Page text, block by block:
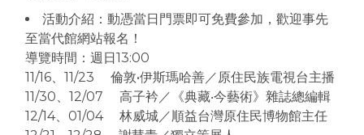
活動介紹：動憑當日門票即可免費參加，歡迎事先
至當代館網站報名 ！
導覽時間：週日13:00
11/16、11/23 倫敦•伊斯瑪哈善／原住民族電視台主播
11/30、12/07 高子衿／《典藏‧今藝術》雜誌總編輯
12/14、01/04 林威城／順益台灣原住民博物館主任